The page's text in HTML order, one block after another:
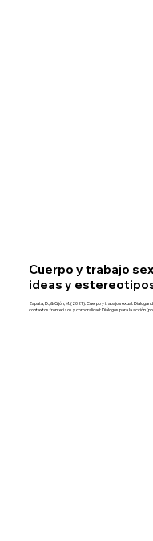
Cuerpo y trabajo
ideas y
Zapata, D., & Gijón, M. (2021). Cuerpo y trabajo sexual:
contextos fronterizos y corporalidad: Diálogos para la acción